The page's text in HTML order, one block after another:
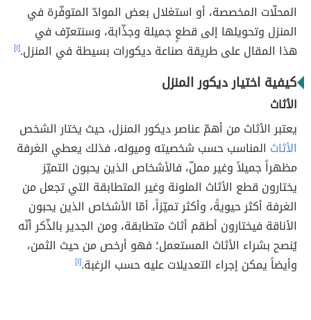
المحلّات المخصصة، أو استغلال بعض الموادّ المتوفّرة في
المنزل وتحويلها إلى قطعٍ جميلة وجذّابة، وسنتعرّف في
هذا المقال على طريقة صناعة ديكورات بسيطة في المنزل.[١]
كيفية اختيار ديكور المنزل
الأثاث
يعتبر الأثاث من أهمّ عناصر ديكور المنزل، حيث يختار الشخص
الأثاث المناسب حسب شخصيته وميوله، فذلك يعطي الغرفة
مظهراً جميلاً وغير مملّ، فالأشخاص الذين يحبون التميّز
يختارون قطع الأثاث الملونة وغير المتطابقة التي تجعل من
الغرفة أكثر حيويةً، وأكثر تميّزاً، أمّا الأشخاص الذين يحبون
الأناقة فيختارون أطقم أثاث متطابقة، ومن الجدير بالذّكر أنّه
يُنصح بشراء الأثاث المستعمل؛ فهو أرخص من حيث الثمن،
وأيضاً يمكن إجراء التعديلات عليه حسب الرغبة.[١]